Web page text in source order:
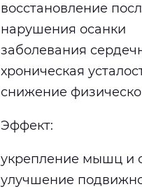
восстановление
нарушения осанки
заболевания
хроническая
снижение
Эффект:
укрепление мышц и
улучшение